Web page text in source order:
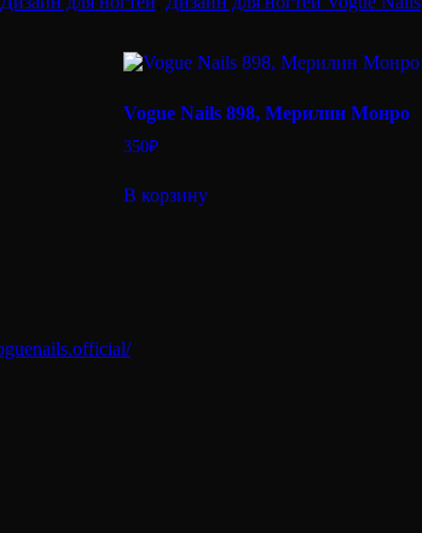
Vogue Nails 898, Мерилин Монро
350₽
В корзину